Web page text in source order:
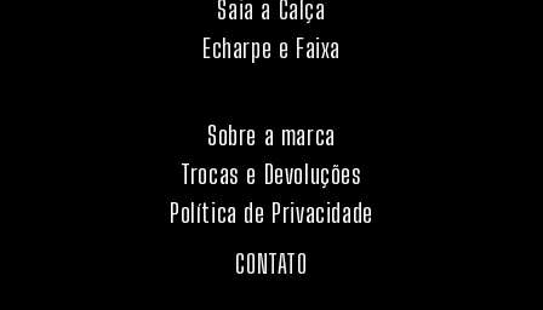
Saia a Calça
Echarpe e Faixa
Sobre a marca
Trocas e Devoluções
Política de Privacidade
CONTATO